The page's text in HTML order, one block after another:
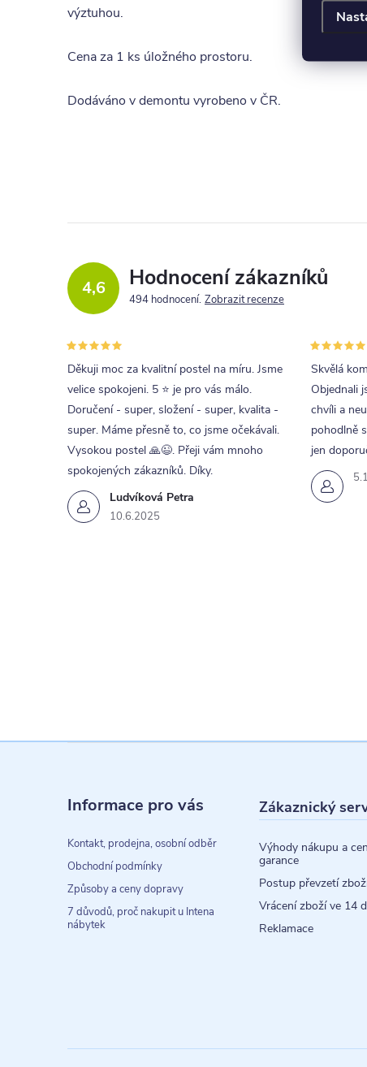
výztuhou.
Cena za 1 ks úložného prostoru.
Dodáváno v demontu vyrobeno v ČR.
4,6 Hodnocení zákazníků
494 hodnocení Zobrazit recenze
Ludvíková Petra
10.6.2025
Děkuji moc za kvalitní postel na míru. Jsme
velice spokojeni. 5 ⭐ je pro vás málo.
Doručení - super, složení - super, kvalita -
super. Máme přesně to, co jsme očekávali.
Vysokou postel 🙏😉. Přeji vám mnoho
spokojených zákazníků. Díky.
Skvělá
Objednali
chvíli a
pohodlně
jen
Informace pro vás
Kontakt, prodejna, osobní odběr
Obchodní podmínky
Způsoby a ceny dopravy
7 důvodů, proč nakupit u Intena
nábytek
Zákaznický
Výhody nákupu a
garance
Postup převzetí
Vrácení zboží ve 14
Reklamace